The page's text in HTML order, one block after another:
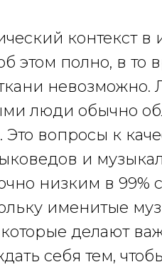
контекст в
этом полно, в то
невозможно.
люди обычно
Это вопросы к
и
низким в 99%
именитые
делают
себя тем,